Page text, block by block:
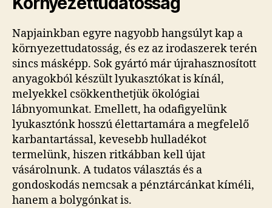
Napjainkban egyre nagyobb hangsúlyt kap a
környezettudatosság, és ez az irodaszerek terén
sincs másképp. Sok gyártó már újrahasznosított
anyagokból készült lyukasztókat is kínál,
melyekkel csökkenthetjük ökológiai
lábnyomunkat. Emellett, ha odafigyelünk
lyukasztónk hosszú élettartamára a megfelelő
karbantartással, kevesebb hulladékot
termelünk, hiszen ritkábban kell újat
vásárolnunk. A tudatos választás és a
gondoskodás nemcsak a pénztárcánkat kíméli,
hanem a bolygónkat is.